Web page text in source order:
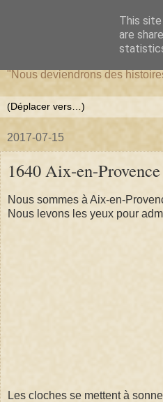
La forêt de
"Nous deviendrons des
2017-07-15
1640 Aix-en-Provence
Nous sommes à Aix-en-
Nous levons les yeux pour
Les cloches se mettent à
This
are